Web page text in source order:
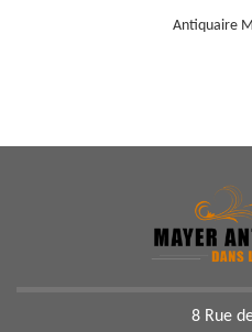
Antiquaire
8 Rue